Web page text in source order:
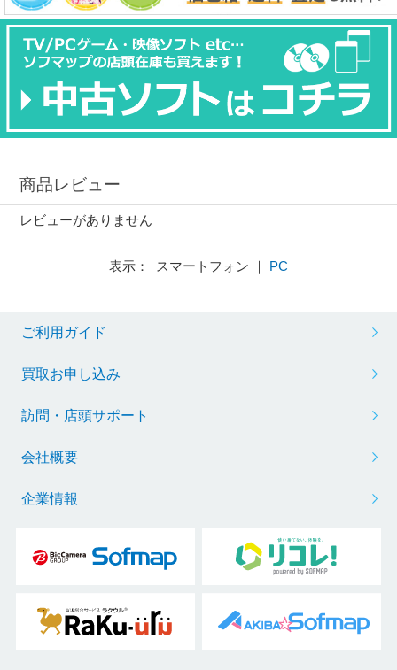
商品レビュー
レビューがありません
表示： スマートフォン ｜ PC
ご利用ガイド
買取お申し込み
訪問・店頭サポート
会社概要
企業情報